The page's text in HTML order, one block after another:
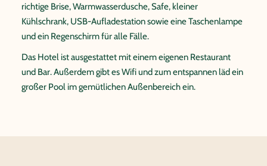
richtige Brise, Warmwasserdusche, Safe, kleiner
Kühlschrank, USB-Aufladestation sowie eine Taschenlampe
und ein Regenschirm für alle Fälle.
Das Hotel ist ausgestattet mit einem eigenen Restaurant
und Bar. Außerdem gibt es Wifi und zum entspannen läd ein
großer Pool im gemütlichen Außenbereich ein.